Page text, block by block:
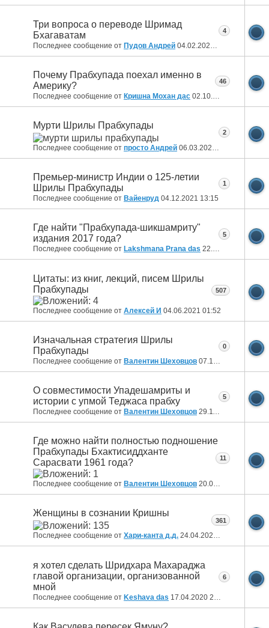
Три вопроса о переводе Шримад
Бхагаватам
Последнее сообщение от Пудов Андрей 04.02.2023
4
Почему Прабхупада поехал именно в
Америку?
Последнее сообщение от Кришна Мохан дас 02.10.2022
46
Мурти Шрилы Прабхупады
Последнее сообщение от просто Андрей 06.03.2022 16:46
2
Премьер-министр Индии о 125-летии
Шрилы Прабхупады
Последнее сообщение от Вайенруд 04.12.2021 13:15
1
Где найти "Прабхупада-шикшамриту"
издания 2017 года?
Последнее сообщение от Lakshmana Prana das 22.06.2021
5
Цитаты: из книг, лекций, писем Шрилы
Прабхупады
Последнее сообщение от Алексей И 04.06.2021 01:52
507
Изначальная стратегия Шрилы
Прабхупады
Последнее сообщение от Валентин Шеховцов 07.12.2020
0
О совместимости Упадешамриты и
истории с упмой Теджаса прабху
Последнее сообщение от Валентин Шеховцов 29.11.2020
5
Где можно найти полностью подношение
Прабхупады Бхактисиддханте
Сарасвати 1961 года?
Последнее сообщение от Валентин Шеховцов 20.09.2020
11
Женщины в сознании Кришны
Последнее сообщение от Хари-канта д.д. 24.04.2020 17:27
361
я хотел сделать Шридхара Махараджа
главой организации, организованной
мной
Последнее сообщение от Keshava das 17.04.2020 22:45
6